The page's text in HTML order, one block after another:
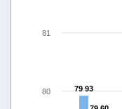
79 93
79 93
80
81